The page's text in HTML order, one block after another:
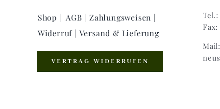
Shop | AGB | Zahlungsweisen |
Widerruf | Versand & Lieferung
VERTRAG WIDERRUFEN
Tel.:
Fax: